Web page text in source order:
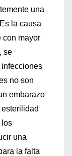
una
la causa
con mayor
se
no son
embarazo
los
una
la falta